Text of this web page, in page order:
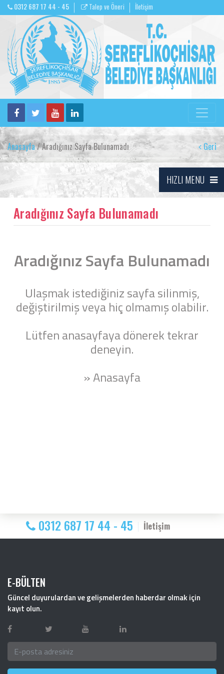
0312 687 17 44 - 45 Talep ve Öneri İletişim
Anasayfa/ Aradığınız Sayfa Bulunamadı Geri
HIZLI MENU
Aradığınız Sayfa Bulunamadı
Aradığınız Sayfa Bulunamadı
Ulaşmak istediğiniz sayfa silinmiş,
değiştirilmiş veya hiç olmamış olabilir.
Lütfen anasayfaya dönerek tekrar
deneyin.
» Anasayfa
0312 687 17 44 - 45 İletişim
E-BÜLTEN
Güncel duyurulardan ve gelişmelerden haberdar olmak için
kayıt olun.